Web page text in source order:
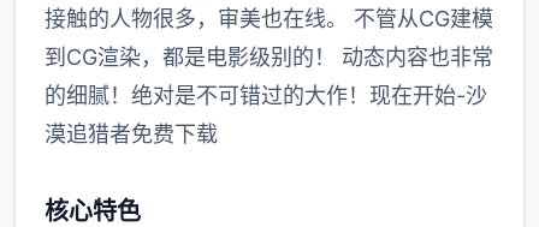
接触的人物很多，审美也在线。 不管从CG建模
到CG渲染，都是电影级别的！ 动态内容也非常
的细腻！绝对是不可错过的大作！现在开始-沙
漠追猎者免费下载
核心特色